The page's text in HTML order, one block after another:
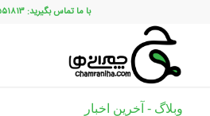
با ما تماس بگیرید: ۰۲۱۳۳۵۵۱۸۱۳
وبلاگ - آخرین اخبار